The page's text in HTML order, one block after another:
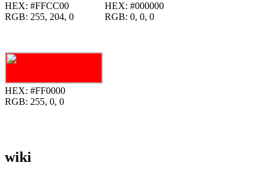
HEX: #FFCC00
RGB: 255, 204, 0
HEX: #000000
RGB: 0, 0, 0
HEX: #FF0000
RGB: 255, 0, 0
wiki